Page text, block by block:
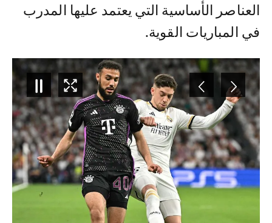
العناصر الأساسية التي يعتمد عليها المدرب
في المباريات القوية.